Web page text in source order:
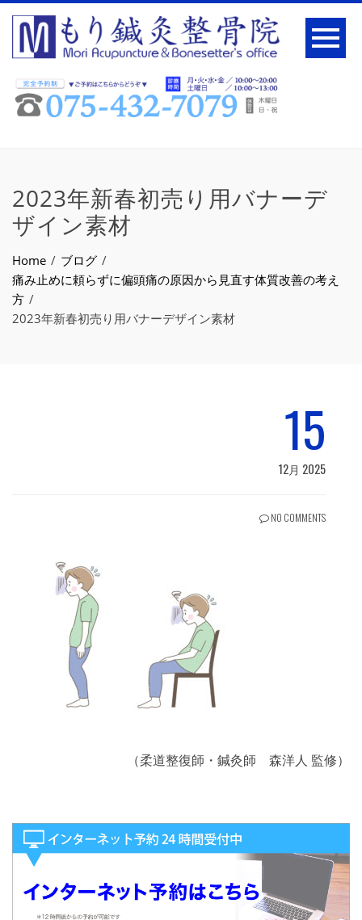
2023年新春初売り用バナーデ
ザイン素材
Home
ブログ
痛み止めに頼らずに偏頭痛の原因から見直す体質改善の考え
方
2023年新春初売り用バナーデザイン素材
15
12月 2025
NO COMMENTS
（柔道整復師・鍼灸師 森洋人 監修）